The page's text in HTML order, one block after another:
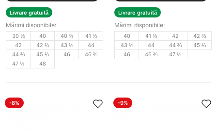
Livrare gratuită
Mărimi disponibile:
39 ⅓ 40 40 ⅔
41 ⅓
42
42 ⅔ 43 ⅓
44
44 ⅔
45 ⅓ 46
46 ⅔
47 ⅓
48
Livrare gratuită
Mărimi disponibile:
40 41 ⅓ 42
42 ⅔
43 ⅓
44 44 ⅔
45 ⅓
46
46 ⅔ 47 ⅓
-8% -9%